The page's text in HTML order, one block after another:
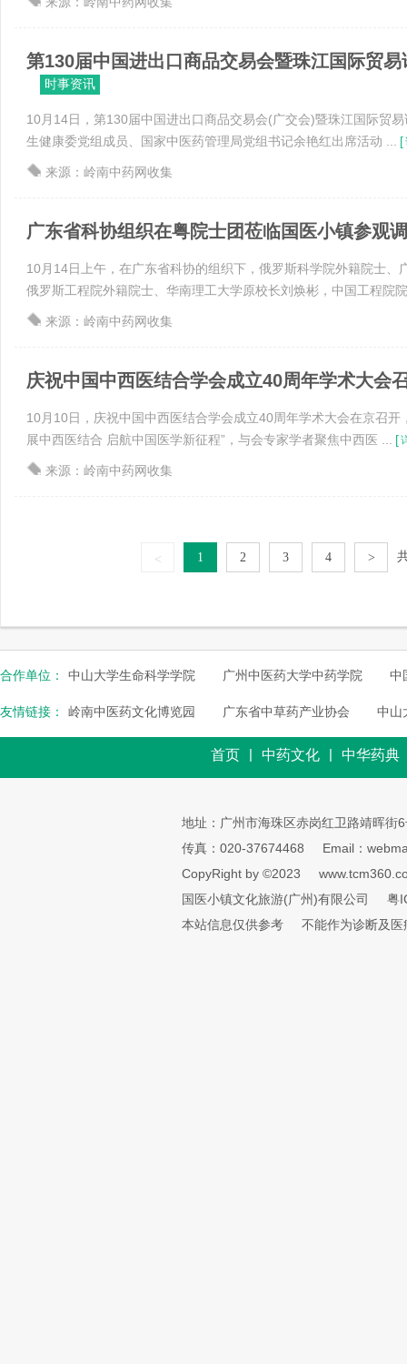
第130届中国进出口商品交易会暨珠江国际贸
时事资讯
10月14日，第130届中国进出口商品交易会(广交会)暨珠江国际贸
生健康委党组成员、国家中医药管理局党组书记余艳红出席活动 ...
[
来源：岭南中药网收集
广东省科协组织在粤院士团莅临国医小镇参观
10月14日上午，在广东省科协的组织下，俄罗斯科学院外籍院士、
俄罗斯工程院外籍院士、华南理工大学原校长刘焕彬，中国工程院
来源：岭南中药网收集
庆祝中国中西医结合学会成立40周年学术大会
10月10日，庆祝中国中西医结合学会成立40周年学术大会在京召开
展中西医结合 启航中国医学新征程”，与会专家学者聚焦中西医 ...
[
来源：岭南中药网收集
< 1 2 3 4 >
合作单位： 中山大学生命科学学院 广州中医药大学中药学院 中
友情链接： 岭南中医药文化博览园 广东省中草药产业协会 中山
首页 | 中药文化 | 中华药典
地址：广州市海珠区赤岗红卫路靖晖街
传真：020-37674468
Email：
CopyRight by ©2023
国医小镇文化旅游(广州)有限公司
粤
本站信息仅供参考
不能作为诊断及医